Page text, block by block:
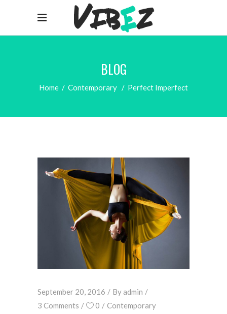
BLOG
Home / Contemporary / Perfect Imperfect
September 20, 2016 Byadmin
3 Comments
0 Contemporary